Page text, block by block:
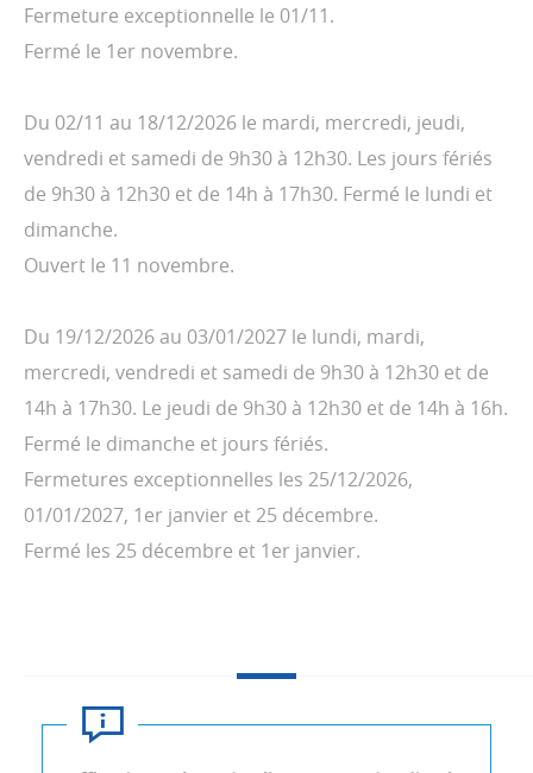
Fermeture exceptionnelle le 01/11.
Fermé le 1er novembre.
Du 02/11 au 18/12/2026 le mardi, mercredi, jeudi,
vendredi et samedi de 9h30 à 12h30. Les jours fériés
de 9h30 à 12h30 et de 14h à 17h30. Fermé le lundi et
dimanche.
Ouvert le 11 novembre.
Du 19/12/2026 au 03/01/2027 le lundi, mardi,
mercredi, vendredi et samedi de 9h30 à 12h30 et de
14h à 17h30. Le jeudi de 9h30 à 12h30 et de 14h à 16h.
Fermé le dimanche et jours fériés.
Fermetures exceptionnelles les 25/12/2026,
01/01/2027, 1er janvier et 25 décembre.
Fermé les 25 décembre et 1er janvier.